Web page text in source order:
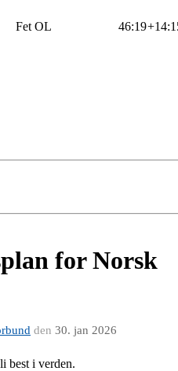
Fet OL 46:19
for Norsk
den 30. jan 2026
best i verden.